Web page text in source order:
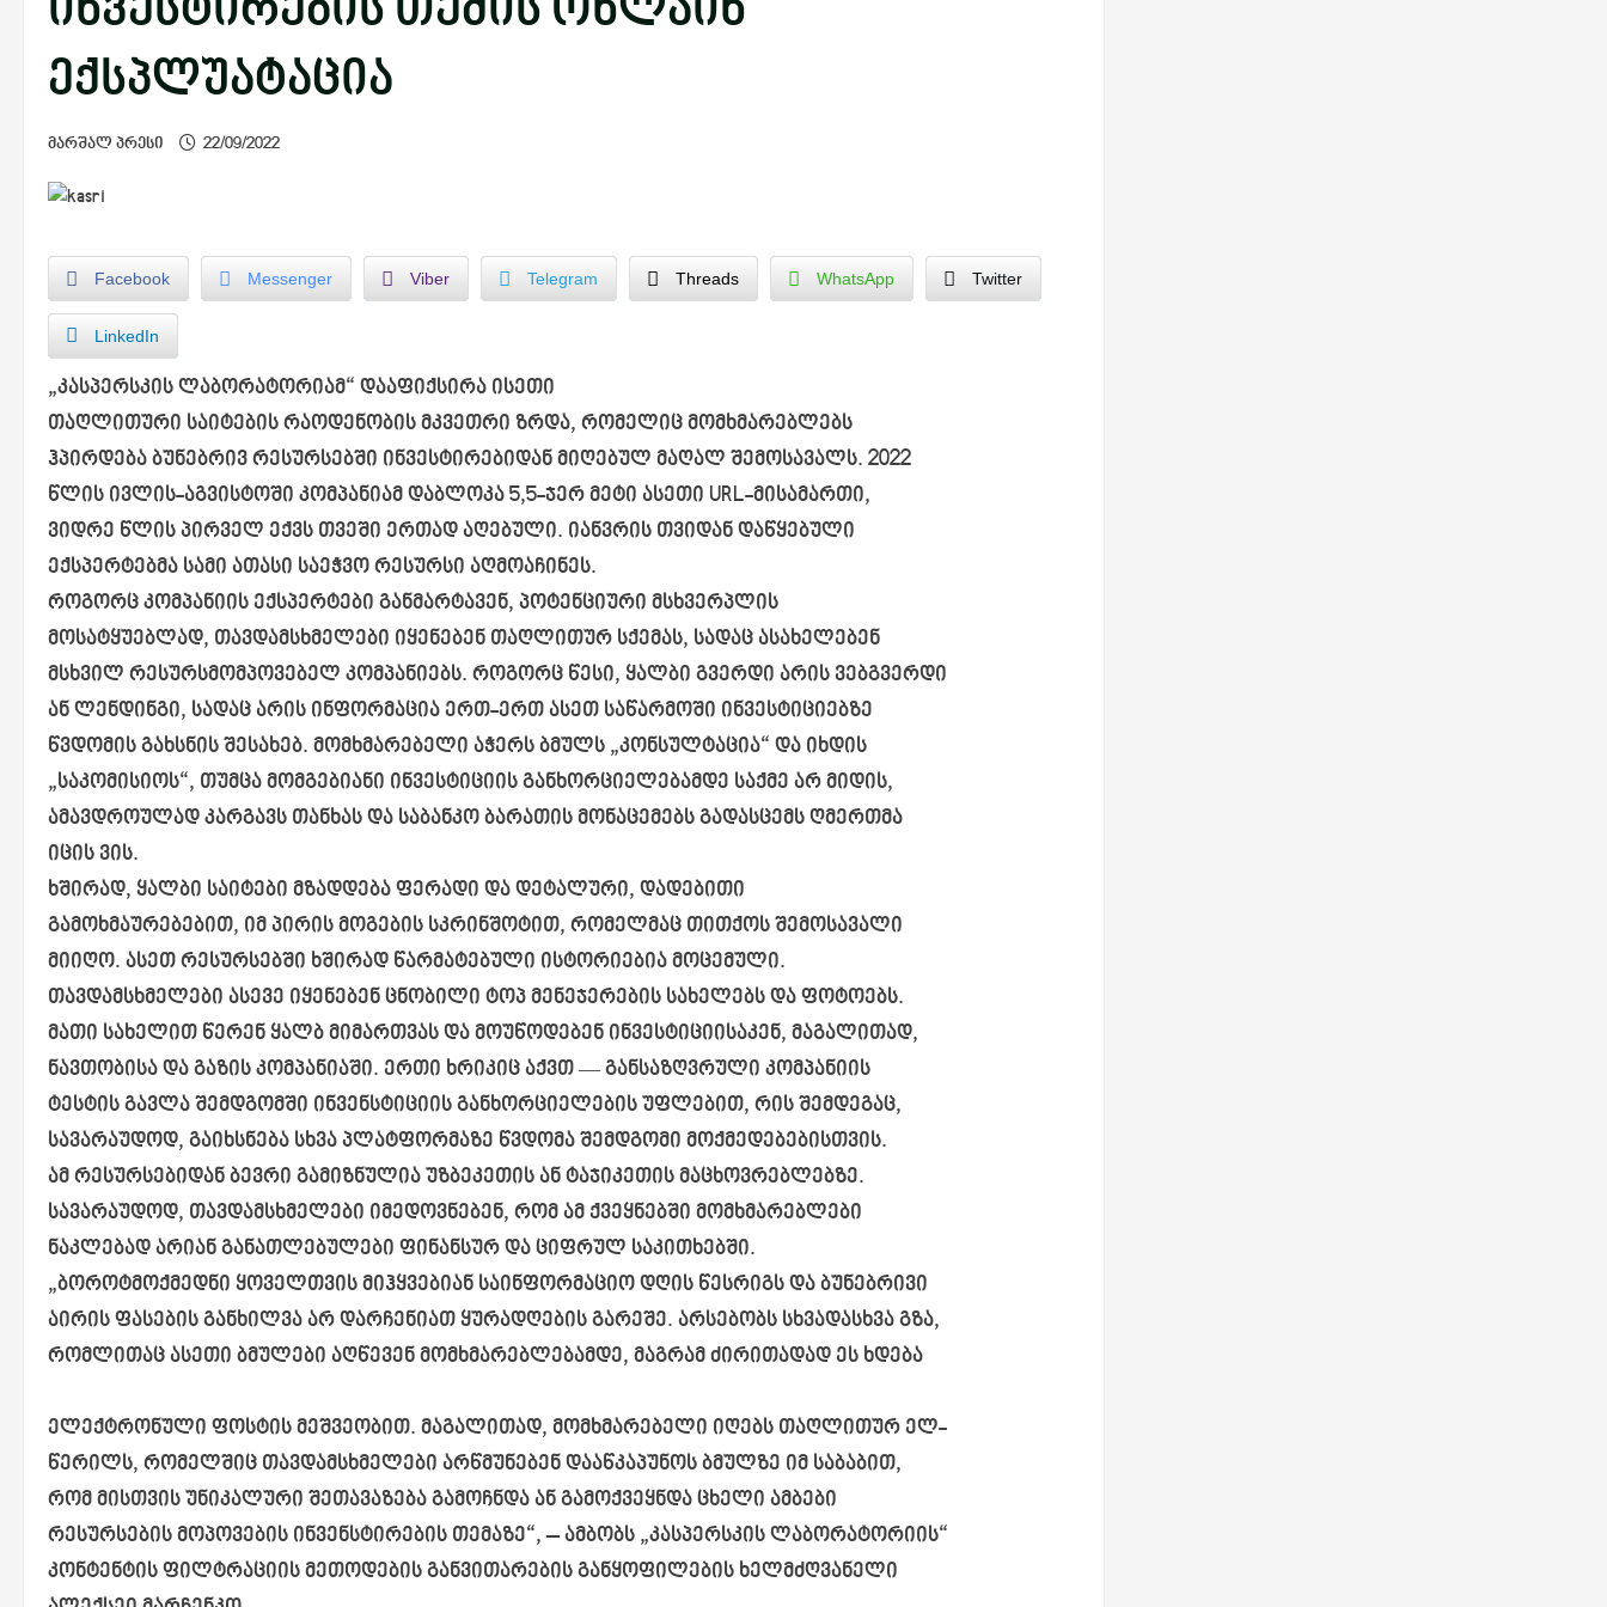
ინვესტირების თემის ონლაინ
ექსპლუატაცია
მარშალ პრესი 22/09/2022
Facebook Messenger Viber Telegram Threads WhatsApp Twitter
LinkedIn
„კასპერსკის ლაბორატორიამ“ დააფიქსირა ისეთი
თაღლითური საიტების რაოდენობის მკვეთრი ზრდა, რომელიც მომხმარებლებს
ჰპირდება ბუნებრივ რესურსებში ინვესტირებიდან მიღებულ მაღალ შემოსავალს. 2022
წლის ივლის-აგვისტოში კომპანიამ დაბლოკა 5,5-ჯერ მეტი ასეთი URL-მისამართი,
ვიდრე წლის პირველ ექვს თვეში ერთად აღებული. იანვრის თვიდან დაწყებული
ექსპერტებმა სამი ათასი საეჭვო რესურსი აღმოაჩინეს.
როგორც კომპანიის ექსპერტები განმარტავენ, პოტენციური მსხვერპლის
მოსატყუებლად, თავდამსხმელები იყენებენ თაღლითურ სქემას, სადაც ასახელებენ
მსხვილ რესურსმომპოვებელ კომპანიებს. როგორც წესი, ყალბი გვერდი არის ვებგვერდი
ან ლენდინგი, სადაც არის ინფორმაცია ერთ-ერთ ასეთ საწარმოში ინვესტიციებზე
წვდომის გახსნის შესახებ. მომხმარებელი აჭერს ბმულს „კონსულტაცია“ და იხდის
„საკომისიოს“, თუმცა მომგებიანი ინვესტიციის განხორციელებამდე საქმე არ მიდის,
ამავდროულად კარგავს თანხას და საბანკო ბარათის მონაცემებს გადასცემს ღმერთმა
იცის ვის.
ხშირად, ყალბი საიტები მზადდება ფერადი და დეტალური, დადებითი
გამოხმაურებებით, იმ პირის მოგების სკრინშოტით, რომელმაც თითქოს შემოსავალი
მიიღო. ასეთ რესურსებში ხშირად წარმატებული ისტორიებია მოცემული.
თავდამსხმელები ასევე იყენებენ ცნობილი ტოპ მენეჯერების სახელებს და ფოტოებს.
მათი სახელით წერენ ყალბ მიმართვას და მოუწოდებენ ინვესტიციისაკენ, მაგალითად,
ნავთობისა და გაზის კომპანიაში. ერთი ხრიკიც აქვთ ― განსაზღვრული კომპანიის
ტესტის გავლა შემდგომში ინვენსტიციის განხორციელების უფლებით, რის შემდეგაც,
სავარაუდოდ, გაიხსნება სხვა პლატფორმაზე წვდომა შემდგომი მოქმედებებისთვის.
ამ რესურსებიდან ბევრი გამიზნულია უზბეკეთის ან ტაჯიკეთის მაცხოვრებლებზე.
სავარაუდოდ, თავდამსხმელები იმედოვნებენ, რომ ამ ქვეყნებში მომხმარებლები
ნაკლებად არიან განათლებულები ფინანსურ და ციფრულ საკითხებში.
„ბოროტმოქმედნი ყოველთვის მიჰყვებიან საინფორმაციო დღის წესრიგს და ბუნებრივი
აირის ფასების განხილვა არ დარჩენიათ ყურადღების გარეშე. არსებობს სხვადასხვა გზა,
რომლითაც ასეთი ბმულები აღწევენ მომხმარებლებამდე, მაგრამ ძირითადად ეს ხდება
ელექტრონული ფოსტის მეშვეობით. მაგალითად, მომხმარებელი იღებს თაღლითურ ელ-
წერილს, რომელშიც თავდამსხმელები არწმუნებენ დააწკაპუნოს ბმულზე იმ საბაბით,
რომ მისთვის უნიკალური შეთავაზება გამოჩნდა ან გამოქვეყნდა ცხელი ამბები
რესურსების მოპოვების ინვენსტირების თემაზე“, – ამბობს „კასპერსკის ლაბორატორიის“
კონტენტის ფილტრაციის მეთოდების განვითარების განყოფილების ხელმძღვანელი